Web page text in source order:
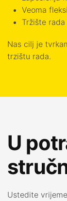
Veoma
Tržište
Nas cilj je
trzištu rada.
U
Ustedite